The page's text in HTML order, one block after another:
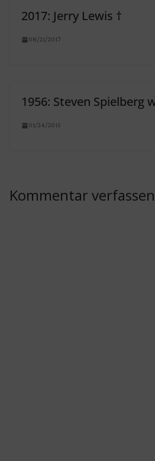
2017: Jerry Lewis †
08/21/2017
1956: Steven Spielberg
01/24/2015
Kommentar verfassen